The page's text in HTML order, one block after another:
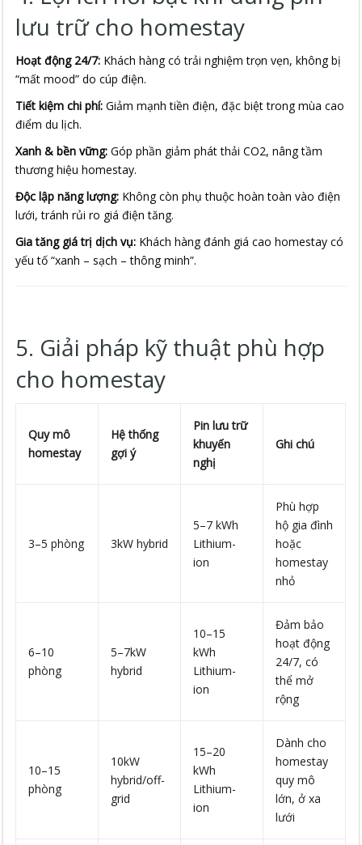
lưu trữ cho homestay
Hoạt động 24/7: Khách hàng có trải nghiệm trọn vẹn, không bị
“mất mood” do cúp điện.
Tiết kiệm chi phí: Giảm mạnh tiền điện, đặc biệt trong mùa cao
điểm du lịch.
Xanh & bền vững: Góp phần giảm phát thải CO2, nâng tầm
thương hiệu homestay.
Độc lập năng lượng: Không còn phụ thuộc hoàn toàn vào điện
lưới, tránh rủi ro giá điện tăng.
Gia tăng giá trị dịch vụ: Khách hàng đánh giá cao homestay có
yếu tố “xanh – sạch – thông minh”.
5. Giải pháp kỹ thuật phù hợp
cho homestay
Quy mô
homestay
Hệ thống
gợi ý
Pin lưu trữ
khuyến
nghị
Ghi chú
3–5 phòng 3kW hybrid
5–7 kWh
Lithium-
ion
Phù hợp
hộ gia đình
hoặc
homestay
nhỏ
6–10
phòng
5–7kW
hybrid
10–15
kWh
Lithium-
ion
Đảm bảo
hoạt động
24/7, có
thể mở
rộng
10–15
phòng
10kW
hybrid/off-
grid
15–20
kWh
Lithium-
ion
Dành cho
homestay
quy mô
lớn, ở xa
lưới